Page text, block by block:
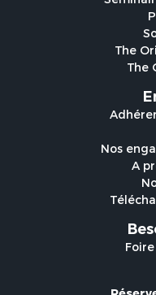
The
The
Nos
A